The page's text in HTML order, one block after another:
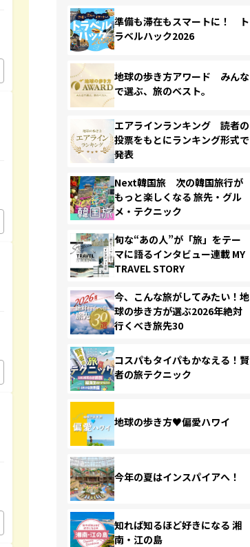
準備も滞在もスマートに！ ト
ラベルハック2026
地球の歩き方アワード みんな
で選ぶ、旅のベスト。
エアラインランキング 読者の
投票をもとにランキング形式で
発表
Next韓国旅 次の韓国旅行が
もっと楽しくなる 旅先・グル
メ・テクニック
旬な“あの人”が「旅」をテー
マに語るインタビュー連載 MY
TRAVEL STORY
今、こんな旅がしてみたい！地
球の歩き方が選ぶ2026年絶対
行くべき旅先30
コスパもタイパもかなえる！賢
者の旅テクニック
地球の歩き方♥偏愛ハワイ
今年の夏はインスパイアへ！
知れば知るほど好きになる 湘
南・江の島